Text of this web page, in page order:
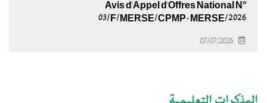
Avis d'Appel d'Offres National N°
03/F/MERSE/CPMP-MERSE/2026
07/07/2026